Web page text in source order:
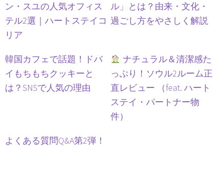
ン・スユの人気オフィス
テル2選｜ハートステイコ
リア
ル」とは？由来・文化・
過ごし方をやさしく解説
韓国カフェで話題！ドバ
イもちもちクッキーと
は？SNSで人気の理由
ナチュラル＆清潔感た
っぷり！ソウル2ルーム正
直レビュー （feat. ハート
ステイ・パートナー物
件）
よくある質問Q&A第2弾！